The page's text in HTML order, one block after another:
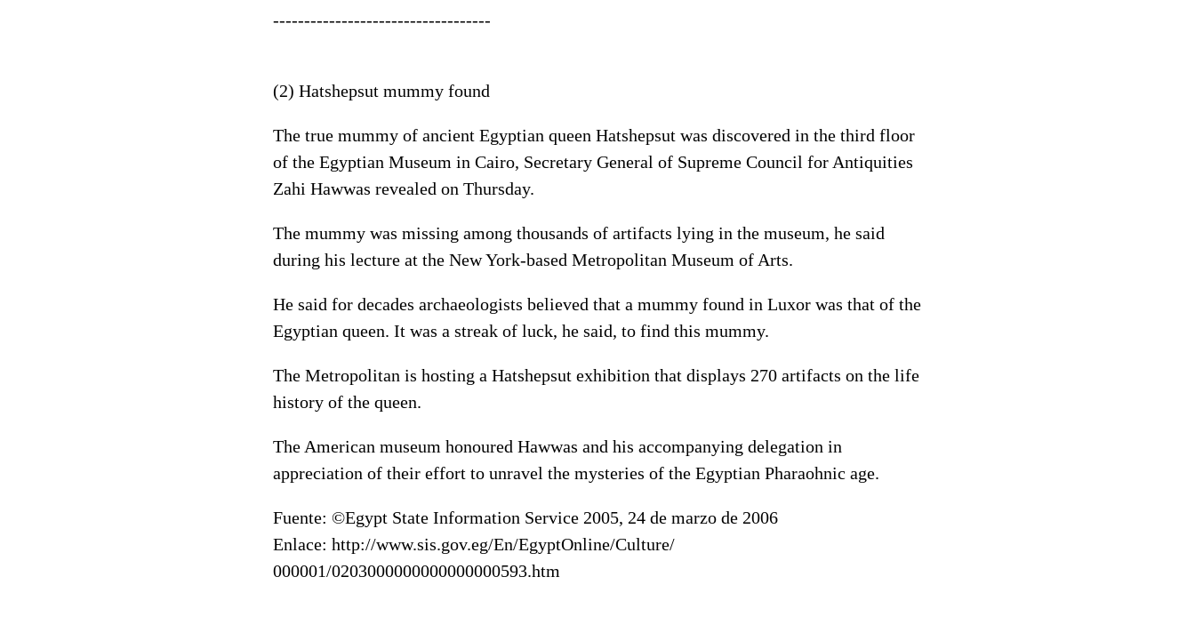
-----------------------------------
(2) Hatshepsut mummy found
The true mummy of ancient Egyptian queen Hatshepsut was discovered in the third floor
of the Egyptian Museum in Cairo, Secretary General of Supreme Council for Antiquities
Zahi Hawwas revealed on Thursday.
The mummy was missing among thousands of artifacts lying in the museum, he said
during his lecture at the New York-based Metropolitan Museum of Arts.
He said for decades archaeologists believed that a mummy found in Luxor was that of the
Egyptian queen. It was a streak of luck, he said, to find this mummy.
The Metropolitan is hosting a Hatshepsut exhibition that displays 270 artifacts on the life
history of the queen.
The American museum honoured Hawwas and his accompanying delegation in
appreciation of their effort to unravel the mysteries of the Egyptian Pharaohnic age.
Fuente: ©Egypt State Information Service 2005, 24 de marzo de 2006
Enlace: http://www.sis.gov.eg/En/EgyptOnline/Culture/
000001/0203000000000000000593.htm